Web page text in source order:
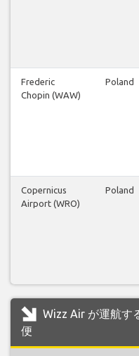
Frederic
Chopin (WAW)
Poland
Copernicus
Airport (WRO)
Poland
Wizz Air が運航す
便